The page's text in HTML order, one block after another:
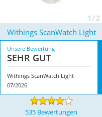
1 / 2
Withings ScanWatch Light
Unsere Bewertung
SEHR GUT
Withings ScanWatch Light
07/2026
535 Bewertungen